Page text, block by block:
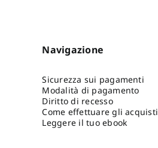
Navigazione
Sicurezza sui pagamenti
Modalità di pagamento
Diritto di recesso
Come effettuare gli acquisti
Leggere il tuo ebook